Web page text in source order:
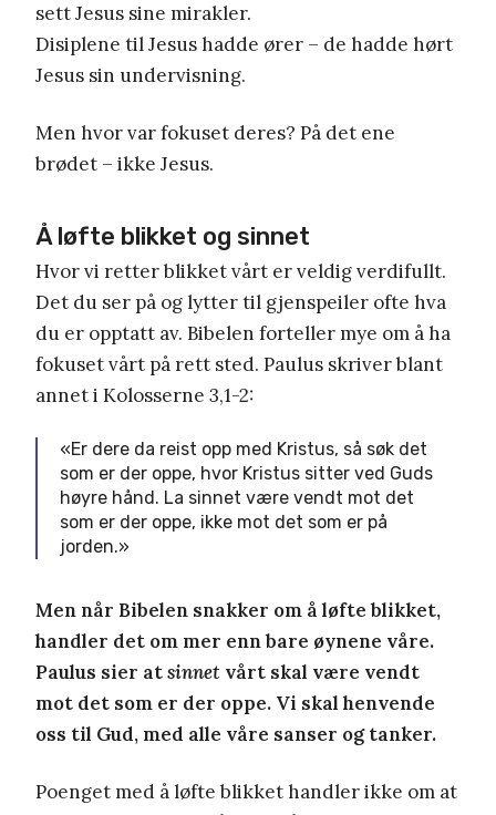
sett Jesus sine mirakler.
Disiplene til Jesus hadde ører – de hadde hørt
Jesus sin undervisning.
Men hvor var fokuset deres? På det ene
brødet – ikke Jesus.
Å løfte blikket og sinnet
Hvor vi retter blikket vårt er veldig verdifullt.
Det du ser på og lytter til gjenspeiler ofte hva
du er opptatt av. Bibelen forteller mye om å ha
fokuset vårt på rett sted. Paulus skriver blant
annet i Kolosserne 3,1-2:
«Er dere da reist opp med Kristus, så søk det
som er der oppe, hvor Kristus sitter ved Guds
høyre hånd. La sinnet være vendt mot det
som er der oppe, ikke mot det som er på
jorden.»
Men når Bibelen snakker om å løfte blikket,
handler det om mer enn bare øynene våre.
Paulus sier atsinnet vårt skal være vendt
mot det som er der oppe. Vi skal henvende
oss til Gud, med alle våre sanser og tanker.
Poenget med å løfte blikket handler ikke om at